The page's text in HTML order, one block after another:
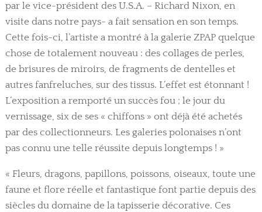
par le vice-président des U.S.A. – Richard Nixon, en
visite dans notre pays- a fait sensation en son temps.
Cette fois-ci, l’artiste a montré à la galerie ZPAP quelque
chose de totalement nouveau : des collages de perles,
de brisures de miroirs, de fragments de dentelles et
autres fanfreluches, sur des tissus. L’effet est étonnant !
L’exposition a remporté un succès fou ; le jour du
vernissage, six de ses « chiffons » ont déjà été achetés
par des collectionneurs. Les galeries polonaises n’ont
pas connu une telle réussite depuis longtemps ! »
« Fleurs, dragons, papillons, poissons, oiseaux, toute une
faune et flore réelle et fantastique font partie depuis des
siècles du domaine de la tapisserie décorative. Ces